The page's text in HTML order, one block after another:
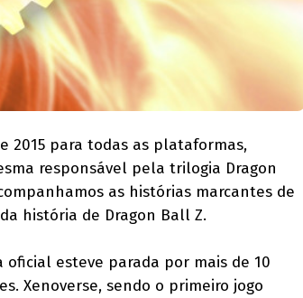
2015 para todas as plataformas,
responsável pela trilogia Dragon
as histórias marcantes de
história de Dragon Ball Z.
oficial esteve parada por mais de 10
Xenoverse, sendo o primeiro jogo